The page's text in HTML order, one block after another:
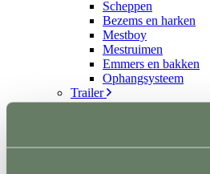
Scheppen
Bezems en harken
Mestboy
Mestruimen
Emmers en bakken
Ophangsysteem
Trailer
Terug
Sloten en accessoires